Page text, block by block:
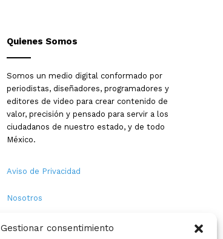
Gestionar consentimiento
Quienes Somos
Somos un medio digital conformado por
periodistas, diseñadores, programadores y
editores de video para crear contenido de
valor, precisión y pensado para servir a los
ciudadanos de nuestro estado, y de todo
México.
Aviso de Privacidad
Nosotros
Términos y Condiciones